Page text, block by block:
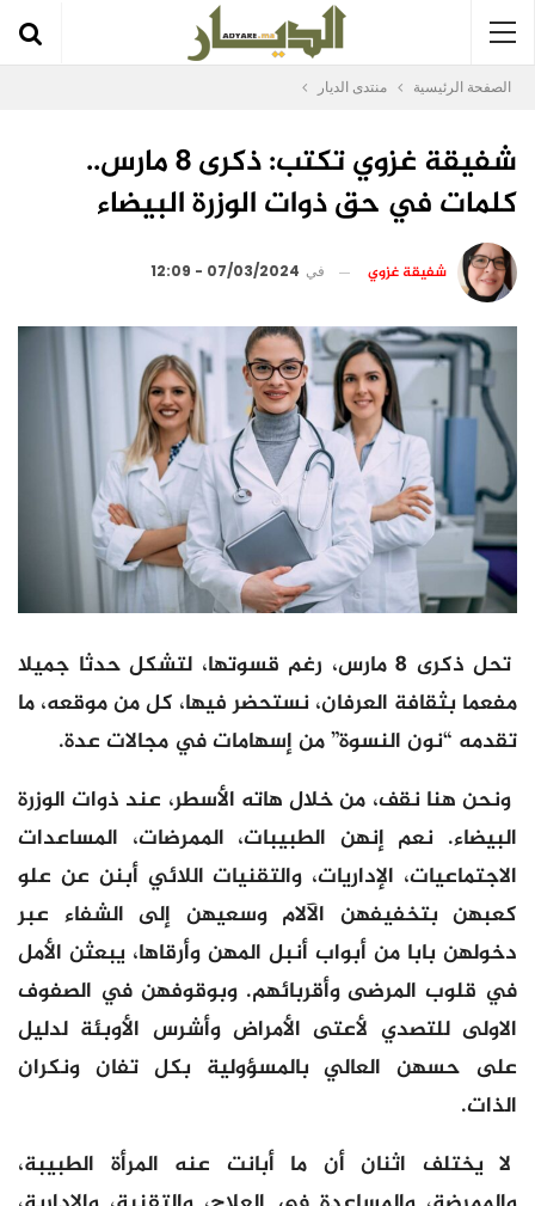
الصفحة الرئيسية منتدى الديار
شفيقة غزوي تكتب: ذكرى 8 مارس..
كلمات في حق ذوات الوزرة البيضاء
شفيقة غزوي في 07/03/2024 - 12:09
تحل ذكرى 8 مارس، رغم قسوتها، لتشكل حدثا جميلا
مفعما بثقافة العرفان، نستحضر فيها، كل من موقعه، ما
تقدمه “نون النسوة” من إسهامات في مجالات عدة.
ونحن هنا نقف، من خلال هاته الأسطر، عند ذوات الوزرة
البيضاء. نعم إنهن الطبيبات، الممرضات، المساعدات
الاجتماعيات، الإداريات، والتقنيات اللائي أبنن عن علو
كعبهن بتخفيفهن الآلام وسعيهن إلى الشفاء عبر
دخولهن بابا من أبواب أنبل المهن وأرقاها، يبعثن الأمل
في قلوب المرضى وأقربائهم. وبوقوفهن في الصفوف
الاولى للتصدي لأعتى الأمراض وأشرس الأوبئة لدليل
على حسهن العالي بالمسؤولية بكل تفان ونكران
الذات.
لا يختلف اثنان أن ما أبانت عنه المرأة الطبيبة،